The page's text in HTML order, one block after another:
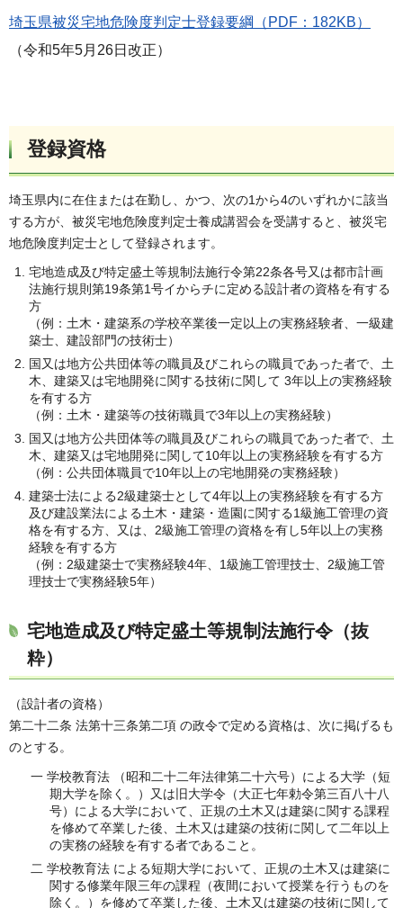
埼玉県被災宅地危険度判定士登録要綱（PDF：182KB）
（令和5年5月26日改正）
登録資格
埼玉県内に在住または在勤し、かつ、次の1から4のいずれかに該当
する方が、被災宅地危険度判定士養成講習会を受講すると、被災宅
地危険度判定士として登録されます。
宅地造成及び特定盛土等規制法施行令第22条各号又は都市計画
法施行規則第19条第1号イからチに定める設計者の資格を有する
方
（例：土木・建築系の学校卒業後一定以上の実務経験者、一級建
築士、建設部門の技術士）
国又は地方公共団体等の職員及びこれらの職員であった者で、土
木、建築又は宅地開発に関する技術に関して 3年以上の実務経験
を有する方
（例：土木・建築等の技術職員で3年以上の実務経験）
国又は地方公共団体等の職員及びこれらの職員であった者で、土
木、建築又は宅地開発に関して10年以上の実務経験を有する方
（例：公共団体職員で10年以上の宅地開発の実務経験）
建築士法による2級建築士として4年以上の実務経験を有する方
及び建設業法による土木・建築・造園に関する1級施工管理の資
格を有する方、又は、2級施工管理の資格を有し5年以上の実務
経験を有する方
（例：2級建築士で実務経験4年、1級施工管理技士、2級施工管
理技士で実務経験5年）
宅地造成及び特定盛土等規制法施行令（抜
粋）
（設計者の資格）
第二十二条 法第十三条第二項 の政令で定める資格は、次に掲げるも
のとする。
一 学校教育法 （昭和二十二年法律第二十六号）による大学（短
期大学を除く。）又は旧大学令（大正七年勅令第三百八十八
号）による大学において、正規の土木又は建築に関する課程
を修めて卒業した後、土木又は建築の技術に関して二年以上
の実務の経験を有する者であること。
二 学校教育法 による短期大学において、正規の土木又は建築に
関する修業年限三年の課程（夜間において授業を行うものを
除く。）を修めて卒業した後、土木又は建築の技術に関して